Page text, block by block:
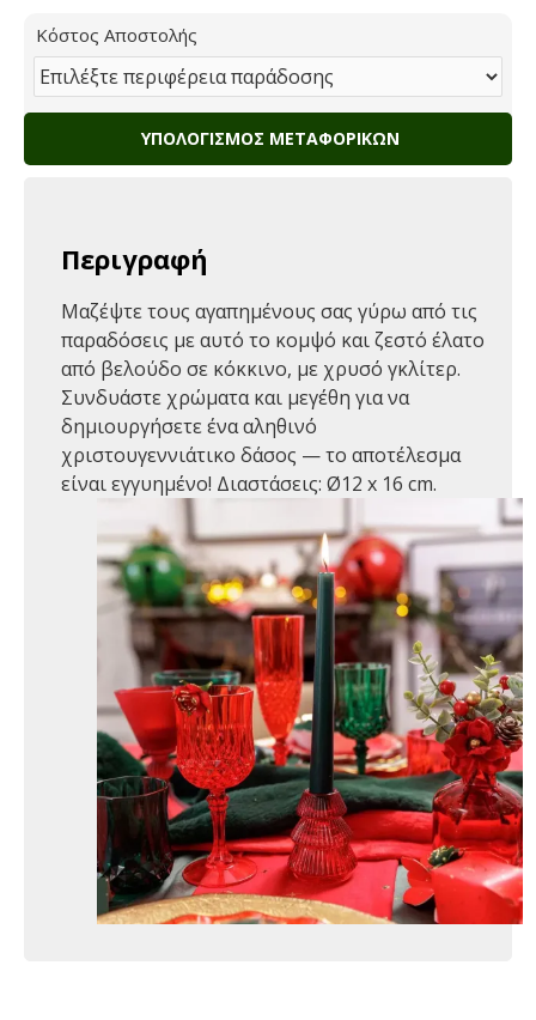
Κόστος Αποστολής
ΥΠΟΛΟΓΙΣΜΌΣ ΜΕΤΑΦΟΡΙΚΏΝ
Περιγραφή
Μαζέψτε τους αγαπημένους σας γύρω από τις
παραδόσεις με αυτό το κομψό και ζεστό έλατο
από βελούδο σε κόκκινο, με χρυσό γκλίτερ.
Συνδυάστε χρώματα και μεγέθη για να
δημιουργήσετε ένα αληθινό
χριστουγεννιάτικο δάσος — το αποτέλεσμα
είναι εγγυημένο! Διαστάσεις: Ø12 x 16 cm.